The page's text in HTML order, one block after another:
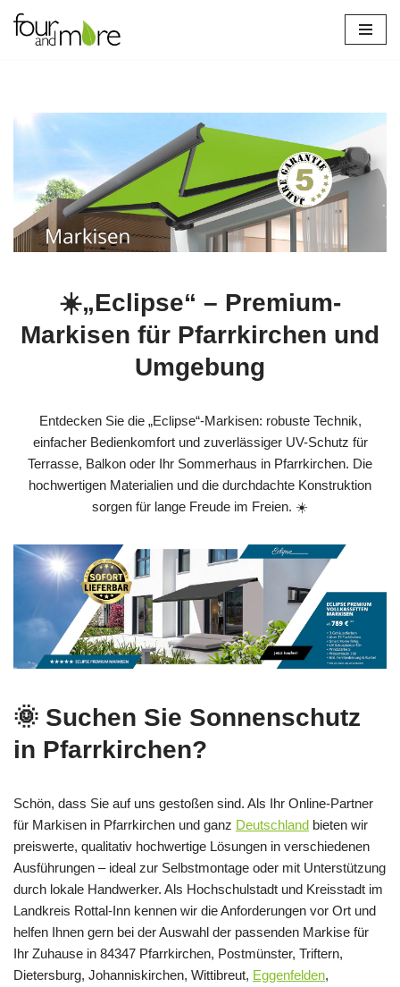
Zum
☀️„Eclipse“ – Premium-
Markisen für Pfarrkirchen und
Umgebung
Entdecken Sie die „Eclipse“-Markisen: robuste Technik,
einfacher Bedienkomfort und zuverlässiger UV-Schutz für
Terrasse, Balkon oder Ihr Sommerhaus in Pfarrkirchen. Die
hochwertigen Materialien und die durchdachte Konstruktion
sorgen für lange Freude im Freien. ☀️
🌞 Suchen Sie Sonnenschutz
in Pfarrkirchen?
Schön, dass Sie auf uns gestoßen sind. Als Ihr Online-Partner
für Markisen in Pfarrkirchen und ganz Deutschland bieten wir
preiswerte, qualitativ hochwertige Lösungen in verschiedenen
Ausführungen – ideal zur Selbstmontage oder mit Unterstützung
durch lokale Handwerker. Als Hochschulstadt und Kreisstadt im
Landkreis Rottal-Inn kennen wir die Anforderungen vor Ort und
helfen Ihnen gern bei der Auswahl der passenden Markise für
Ihr Zuhause in 84347 Pfarrkirchen, Postmünster, Triftern,
Dietersburg, Johanniskirchen, Wittibreut, Eggenfelden,